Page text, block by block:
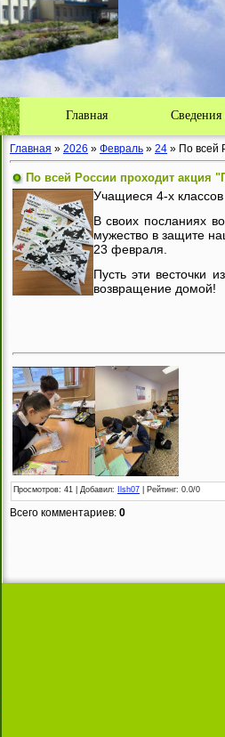
Главная
Главная » 2026 » Февраль » 24 » ️По всей
️По всей России проходит акция
Учащиеся 4-х
В своих посланиях
мужество в защите
23 февраля.
Пусть эти весточки
возвращение домой!
Просмотров: 41 | Добавил: Ilsh07 Рейтинг: 0.0/0
Всего комментариев: 0